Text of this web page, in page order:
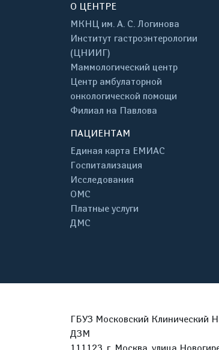
О ЦЕНТРЕ
МКНЦ им. А. С. Логинова
Институт гастроэнтерологии
(ЦНИИГ)
Маммологический центр
Центр амбулаторной
онкологической помощи
Филиал на Павлова
ПАЦИЕНТАМ
Единая карта ЕМИАС
Госпитализация
Исследования
ОМС
Платные услуги
ДМС
ГБУЗ Московский Клинический
ДЗМ